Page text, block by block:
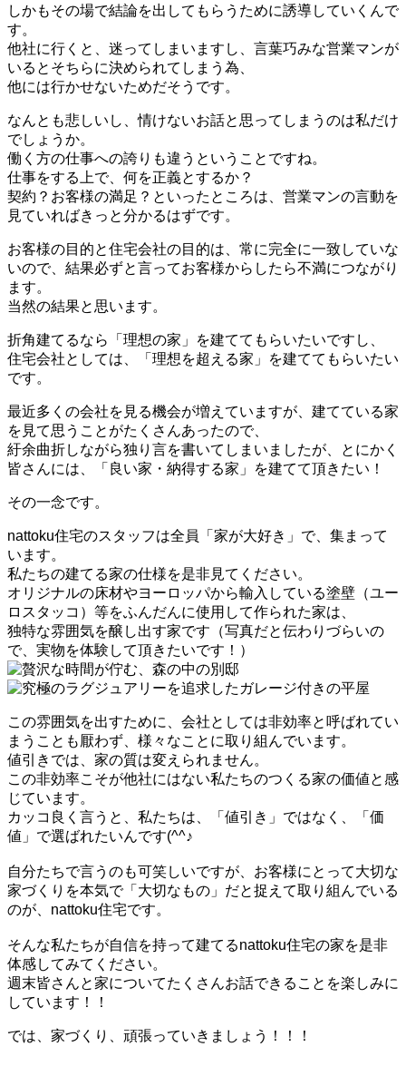
しかもその場で結論を出してもらうために誘導していくんで
す。
他社に行くと、迷ってしまいますし、言葉巧みな営業マンが
いるとそちらに決められてしまう為、
他には行かせないためだそうです。
なんとも悲しいし、情けないお話と思ってしまうのは私だけ
でしょうか。
働く方の仕事への誇りも違うということですね。
仕事をする上で、何を正義とするか？
契約？お客様の満足？といったところは、営業マンの言動を
見ていればきっと分かるはずです。
お客様の目的と住宅会社の目的は、常に完全に一致していな
いので、結果必ずと言ってお客様からしたら不満につながり
ます。
当然の結果と思います。
折角建てるなら「理想の家」を建ててもらいたいですし、
住宅会社としては、「理想を超える家」を建ててもらいたい
です。
最近多くの会社を見る機会が増えていますが、建てている家
を見て思うことがたくさんあったので、
紆余曲折しながら独り言を書いてしまいましたが、とにかく
皆さんには、「良い家・納得する家」を建てて頂きたい！
その一念です。
nattoku住宅のスタッフは全員「家が大好き」で、集まって
います。
私たちの建てる家の仕様を是非見てください。
オリジナルの床材やヨーロッパから輸入している塗壁（ユー
ロスタッコ）等をふんだんに使用して作られた家は、
独特な雰囲気を醸し出す家です（写真だと伝わりづらいの
で、実物を体験して頂きたいです！）
この雰囲気を出すために、会社としては非効率と呼ばれてい
まうことも厭わず、様々なことに取り組んでいます。
値引きでは、家の質は変えられません。
この非効率こそが他社にはない私たちのつくる家の価値と感
じています。
カッコ良く言うと、私たちは、「値引き」ではなく、「価
値」で選ばれたいんです(^^♪
自分たちで言うのも可笑しいですが、お客様にとって大切な
家づくりを本気で「大切なもの」だと捉えて取り組んでいる
のが、nattoku住宅です。
そんな私たちが自信を持って建てるnattoku住宅の家を是非
体感してみてください。
週末皆さんと家についてたくさんお話できることを楽しみに
しています！！
では、家づくり、頑張っていきましょう！！！